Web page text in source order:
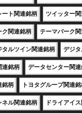
ート関連銘柄 ツイッター
ク関連銘柄 テーマパーク
タルツイン関連銘柄 デジ
連銘柄 データセンター関
銘柄 トヨタグループ関連
ネル関連銘柄 ドライアイ